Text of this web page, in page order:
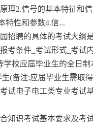
理2.信号的基本特征和
特性和参数4.信...
招聘的具体的考试大纲
考条件_考试形式_考试
学校应届毕业生的全日制
(备注:应届毕业生需取
试电子电工类专业考试
知识考试基本要求及考